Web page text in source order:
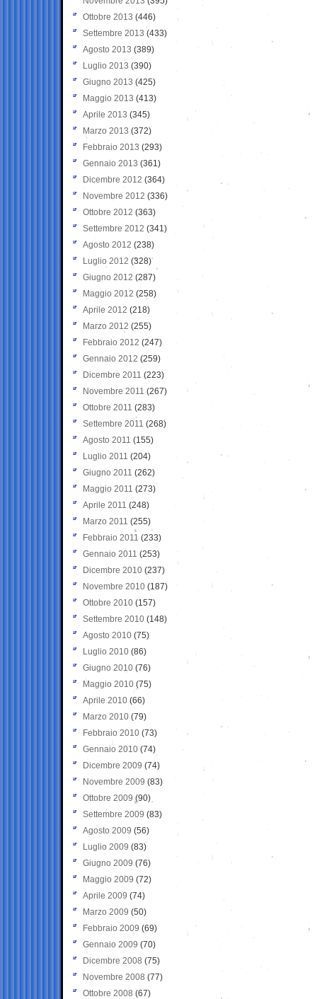
Ottobre 2013 (446)
Settembre 2013 (433)
Agosto 2013 (389)
Luglio 2013 (390)
Giugno 2013 (425)
Maggio 2013 (413)
Aprile 2013 (345)
Marzo 2013 (372)
Febbraio 2013 (293)
Gennaio 2013 (361)
Dicembre 2012 (364)
Novembre 2012 (336)
Ottobre 2012 (363)
Settembre 2012 (341)
Agosto 2012 (238)
Luglio 2012 (328)
Giugno 2012 (287)
Maggio 2012 (258)
Aprile 2012 (218)
Marzo 2012 (255)
Febbraio 2012 (247)
Gennaio 2012 (259)
Dicembre 2011 (223)
Novembre 2011 (267)
Ottobre 2011 (283)
Settembre 2011 (268)
Agosto 2011 (155)
Luglio 2011 (204)
Giugno 2011 (262)
Maggio 2011 (273)
Aprile 2011 (248)
Marzo 2011 (255)
Febbraio 2011 (233)
Gennaio 2011 (253)
Dicembre 2010 (237)
Novembre 2010 (187)
Ottobre 2010 (157)
Settembre 2010 (148)
Agosto 2010 (75)
Luglio 2010 (86)
Giugno 2010 (76)
Maggio 2010 (75)
Aprile 2010 (66)
Marzo 2010 (79)
Febbraio 2010 (73)
Gennaio 2010 (74)
Dicembre 2009 (74)
Novembre 2009 (83)
Ottobre 2009 (90)
Settembre 2009 (83)
Agosto 2009 (56)
Luglio 2009 (83)
Giugno 2009 (76)
Maggio 2009 (72)
Aprile 2009 (74)
Marzo 2009 (50)
Febbraio 2009 (69)
Gennaio 2009 (70)
Dicembre 2008 (75)
Novembre 2008 (77)
Ottobre 2008 (67)